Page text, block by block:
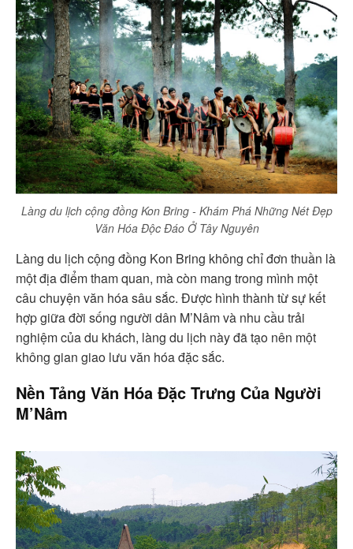
Làng du lịch cộng đồng Kon Bring - Khám Phá Những Nét Đẹp
Văn Hóa Độc Đáo Ở Tây Nguyên
Làng du lịch cộng đồng Kon Bring không chỉ đơn thuần là
một địa điểm tham quan, mà còn mang trong mình một
câu chuyện văn hóa sâu sắc. Được hình thành từ sự kết
hợp giữa đời sống người dân M’Nâm và nhu cầu trải
nghiệm của du khách, làng du lịch này đã tạo nên một
không gian giao lưu văn hóa đặc sắc.
Nền Tảng Văn Hóa Đặc Trưng Của Người
M’Nâm